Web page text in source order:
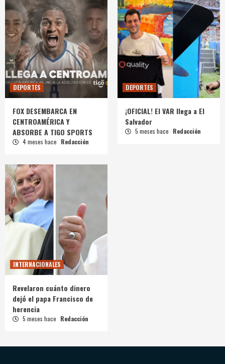
DEPORTES
FOX DESEMBARCA EN
CENTROAMÉRICA Y
ABSORBE A TIGO SPORTS
4 meses hace Redacción
DEPORTES
¡OFICIAL! El VAR llega a El
Salvador
5 meses hace Redacción
INTERNACIONALES
Revelaron cuánto dinero
dejó el papa Francisco de
herencia
5 meses hace Redacción